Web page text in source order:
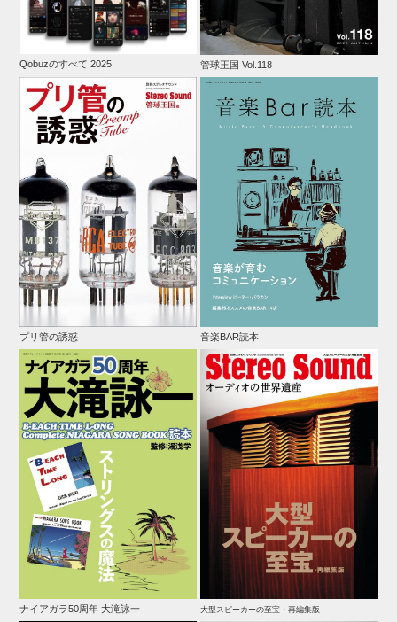
Qobuzのすべて 2025 管球王国 Vol.118
プリ管の誘惑 音楽BAR読本
ナイアガラ50周年 大滝詠一 大型スピーカーの至宝・再編集版